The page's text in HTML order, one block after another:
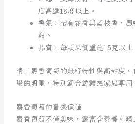
度高達18度以上。
香氣 ：帶有花香與荔枝香，
窮。
品質 ：每顆果實重達15克以
晴王麝香葡萄的無籽特性與高甜度
場的明星，特別適合送禮或家庭享用
麝香葡萄的營養價值
麝香葡萄不僅美味，還富含營養。晴